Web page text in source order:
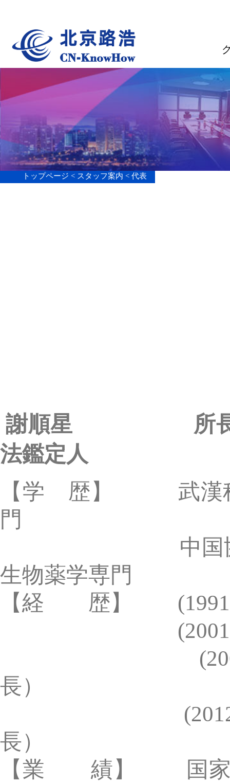
トップページ <スタッフ案内 <代表
門
中国協和医科
生物薬学専門
【経 歴】 (1991) 中国
(2001) 香港の製薬
(2002) 北京路浩知
長）
(2012) 路浩知的財
長）
【業 績】 国家知識産
生物工程処と食品
アメリカ特許商標局
全国『専利代理服
ング業務部分）を監修
全国弁理士教育教